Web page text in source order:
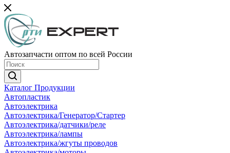
Автозапчасти оптом по всей России
Каталог Продукции
Автопластик
Автоэлектрика
Автоэлектрика/Генератор/Стартер
Автоэлектрика/датчики/реле
Автоэлектрика/лампы
Автоэлектрика/жгуты проводов